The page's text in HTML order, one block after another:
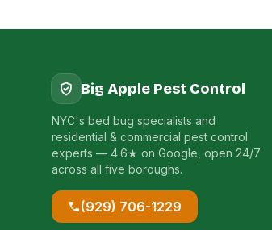
Big Apple Pest Control
NYC's bed bug specialists and
residential & commercial pest control
experts — 4.6★ on Google, open 24/7
across all five boroughs.
(929) 706-1229